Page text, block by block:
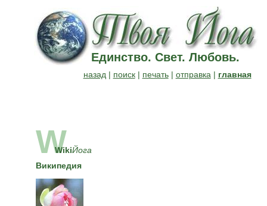
Единство. Свет. Любовь.
назад | поиск| печать| отправка | главная
W
WikiЙога
Википедия